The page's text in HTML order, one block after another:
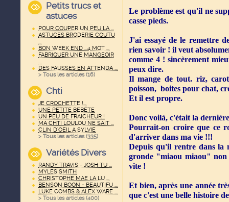
Petits trucs et
astuces
POUR COUPER UN PEU LA ...
ASTUCES BRODERIE COUTU
...
BON WEEK END ...4 MOT ...
FABRIQUER UNE MANGEOIR
...
DES FAUSSES EN ATTENDA ...
> Tous les articles (16)
Chti
JE CROCHETTE !...
UNE PETITE BEBËTE
UN PEU DE FRAICHEUR !
MA CHTI LOULOU NE SAIT ...
CLIN D'OEIL A SYLVIE
> Tous les articles (335)
Variétés Divers
RANDY TRAVIS - JOSH TU ...
MYLES SMITH
CHRISTOPHE MAE LA LU ...
BENSON BOON - BEAUTIFU ...
LUKE COMBS & ALEX WARE ...
> Tous les articles (400)
Le problème est qu'il ne
casse pieds.
J'ai essayé de le remettre
rien savoir ! il veut
comme 4 ! sincèrement
peux dire.
Il mange de tout. riz,
poisson, boites pour chat,
Et il est propre.
Donc voilà, c'était la
Pourrait-on croire que ce
d'arriver dans ma vie !!!
Depuis qu'il rentre dans la
gronde "miaou miaou" non
vite !
Et bien, après une année
que c'est une belle histoire